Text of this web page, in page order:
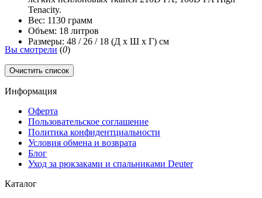
Tenacity.
Вес: 1130 грамм
Объем: 18 литров
Размеры: 48 / 26 / 18 (Д x Ш x Г) см
Вы смотрели (0)
Очистить список
Информация
Оферта
Пользовательское соглашение
Политика конфидентциальности
Условия обмена и возврата
Блог
Уход за рюкзаками и спальниками Deuter
Каталог